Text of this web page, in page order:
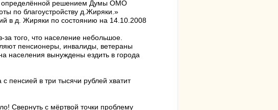
определённой решением Думы ОМО
по благоустройству д.Жиряки.»
в д. Жиряки по состоянию на 14.10.2008
за того, что население небольшое.
пенсионеры, инвалиды, ветераны
населения вынуждены ездить в города
пенсией в три тысячи рублей хватит
Свернуть с мёртвой точки проблему